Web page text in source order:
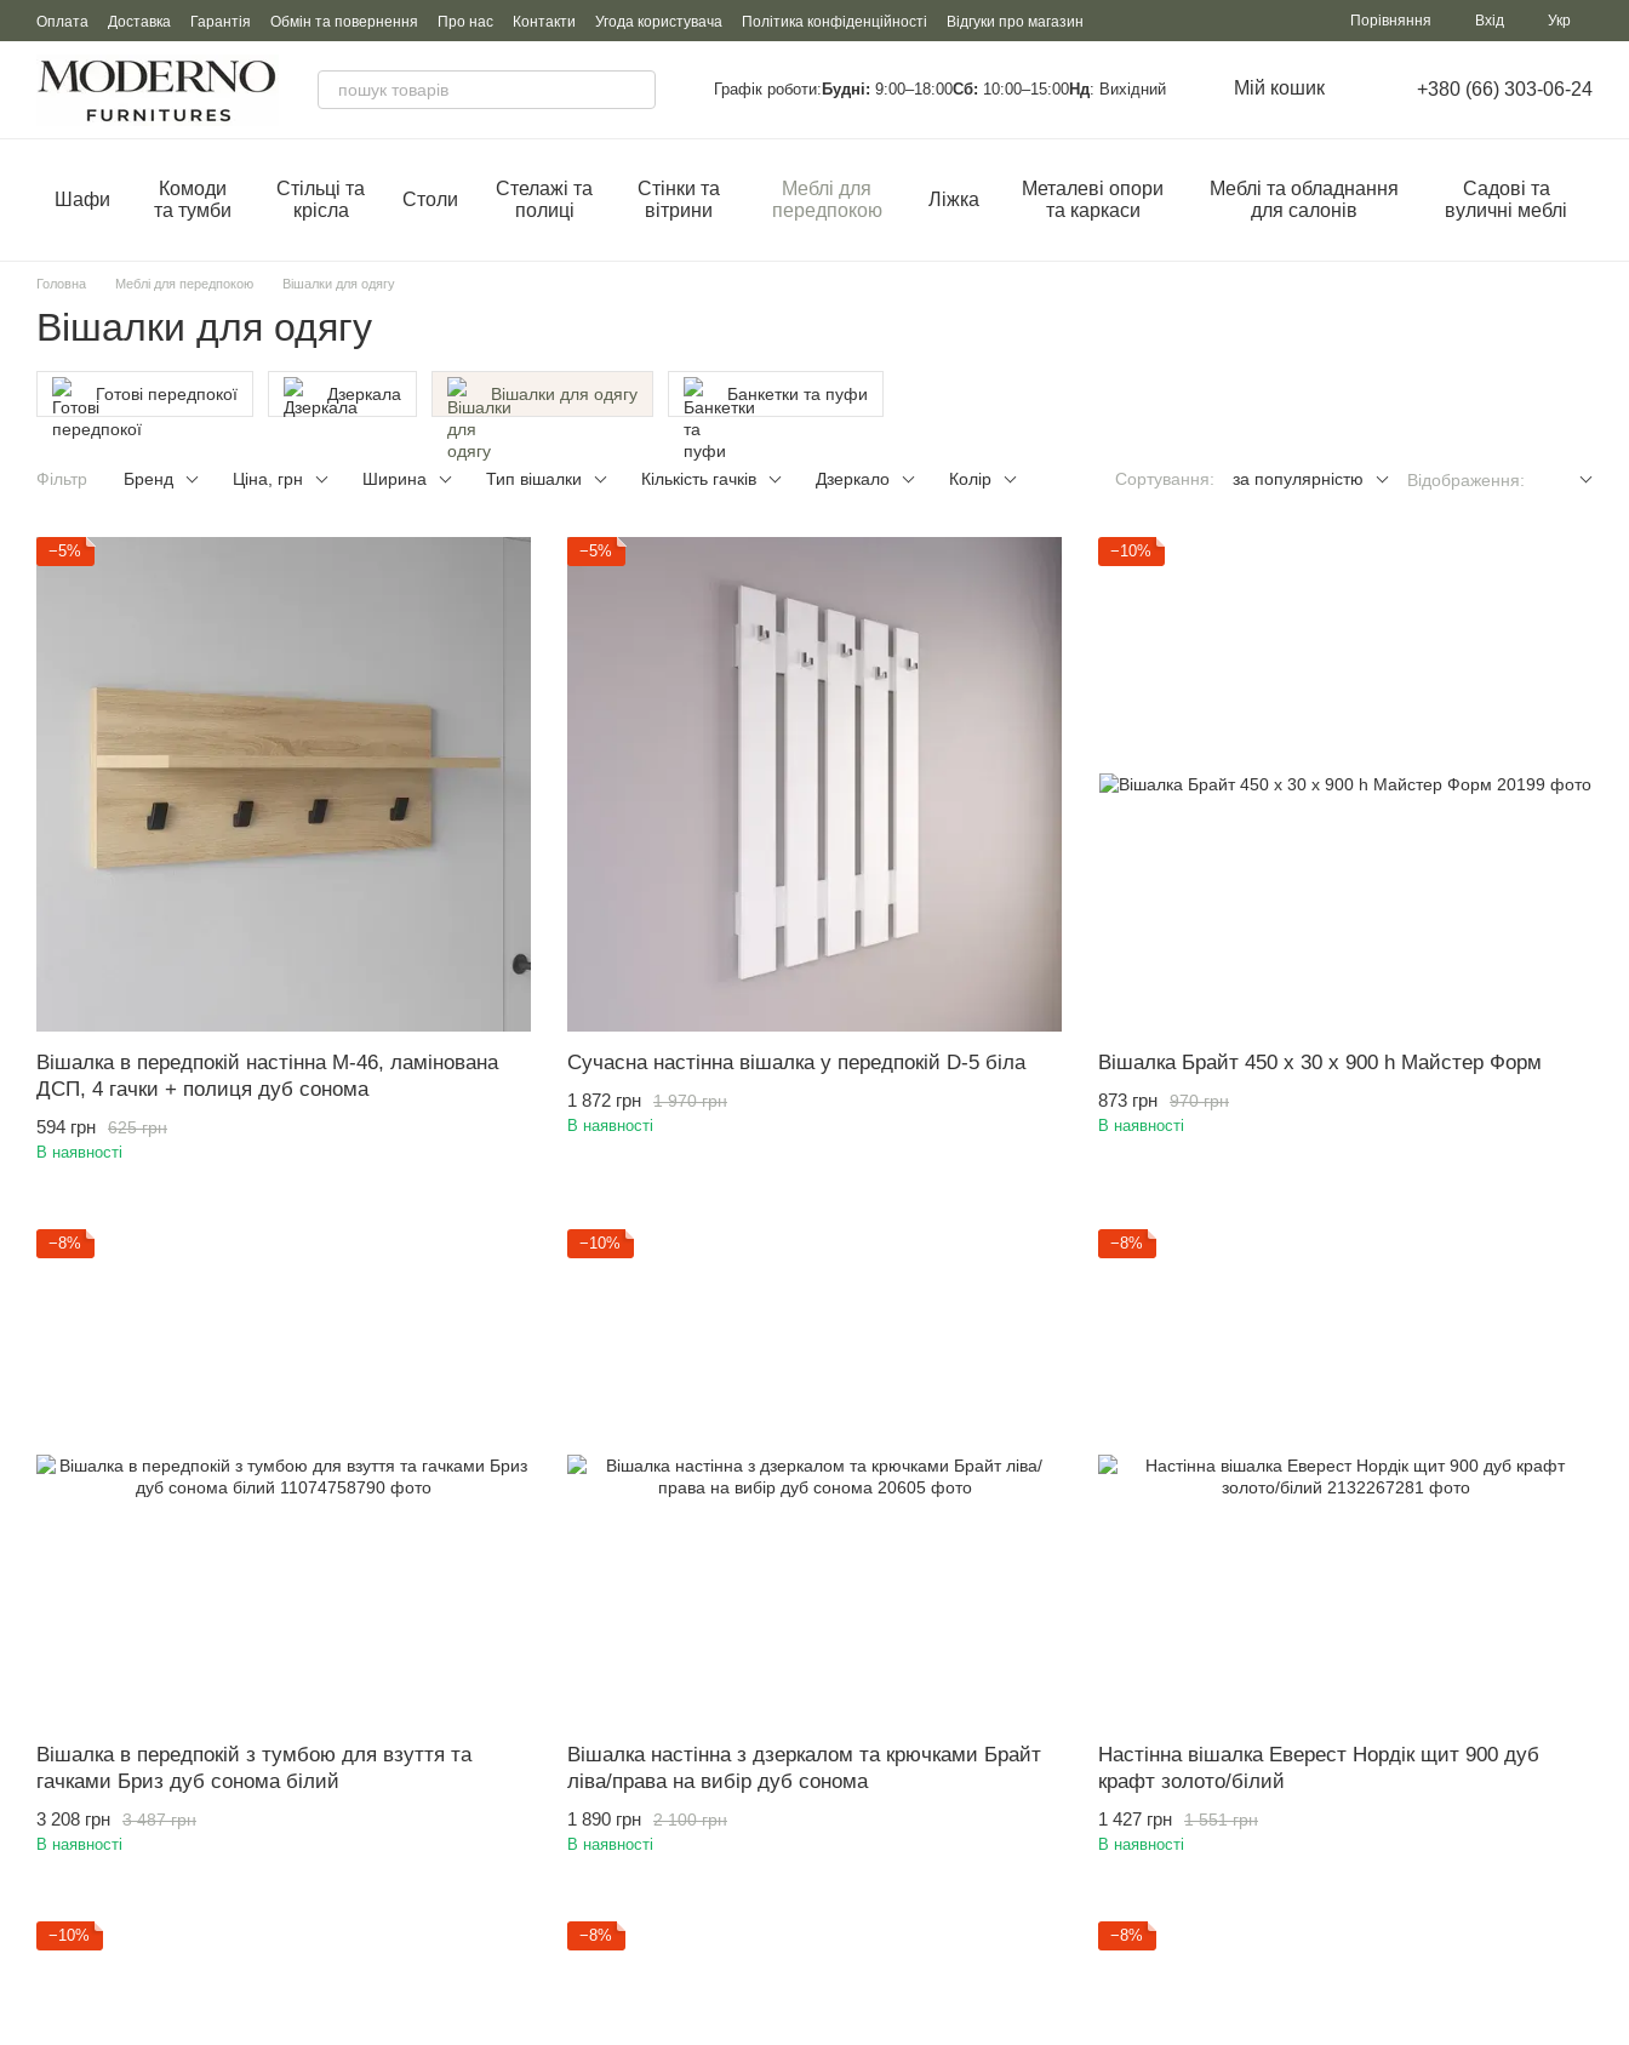
Перейти до основного контенту
Оплата Доставка Гарантія Обмін та повернення Про нас Контакти Угода користувача Політика конфіденційності Відгуки про магазин Порівняння Вхід Укр
Графік роботи: Будні: 9:00–18:00Сб: 10:00–15:00Нд: Вихідний Мій кошик +380 (66) 303-06-24
Шафи
Комоди
та тумби
Стільці та
крісла
Столи
Стелажі та
полиці
Стінки та
вітрини
Меблі для
передпокою
Ліжка
Металеві опори
та каркаси
Меблі та обладнання
для салонів
Садові та
вуличні меблі
Головна Меблі для передпокою Вішалки для одягу
Вішалки для одягу
Готові передпокої Дзеркала Вішалки для одягу Банкетки та пуфи
Фільтр Бренд Ціна, грн Ширина Тип вішалки Кількість гачків Дзеркало Колір Сортування: за популярністю Відображення:
−5%
Вішалка в передпокій настінна M-46, ламінована
ДСП, 4 гачки + полиця дуб сонома
625 грн
594 грн
В наявності
−5%
Сучасна настінна вішалка у передпокій D-5 біла
1 970 грн
1 872 грн
В наявності
−10%
Вішалка Брайт 450 х 30 х 900 h Майстер Форм
970 грн
873 грн
В наявності
−8%
Вішалка в передпокій з тумбою для взуття та
гачками Бриз дуб сонома білий
3 487 грн
3 208 грн
В наявності
−10%
Вішалка настінна з дзеркалом та крючками Брайт
ліва/права на вибір дуб сонома
2 100 грн
1 890 грн
В наявності
−8%
Настінна вішалка Еверест Нордік щит 900 дуб
крафт золото/білий
1 551 грн
1 427 грн
В наявності
−10% −8% −8%